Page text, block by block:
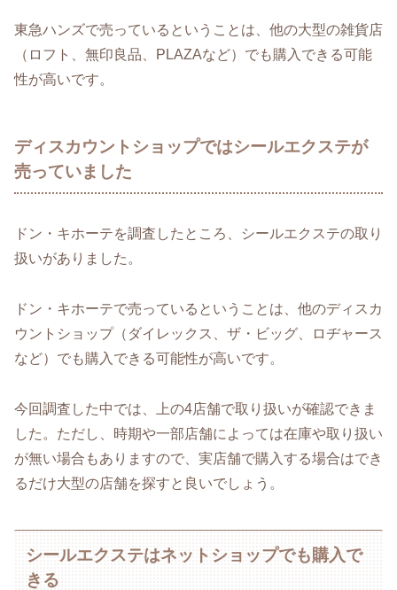
東急ハンズで売っているということは、他の大型の雑貨店
（ロフト、無印良品、PLAZAなど）でも購入できる可能
性が高いです。
ディスカウントショップではシールエクステが
売っていました
ドン・キホーテを調査したところ、シールエクステの取り
扱いがありました。
ドン・キホーテで売っているということは、他のディスカ
ウントショップ（ダイレックス、ザ・ビッグ、ロヂャース
など）でも購入できる可能性が高いです。
今回調査した中では、上の4店舗で取り扱いが確認できま
した。ただし、時期や一部店舗によっては在庫や取り扱い
が無い場合もありますので、実店舗で購入する場合はでき
るだけ大型の店舗を探すと良いでしょう。
シールエクステはネットショップでも購入で
きる